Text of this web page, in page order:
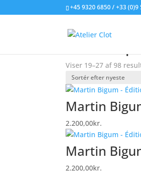
+45 9320 6850 / +33 (0)9
Forside/Litografier til
Viser 19–27 af 98
Martin
2.200,00kr.
Martin
2.200,00kr.